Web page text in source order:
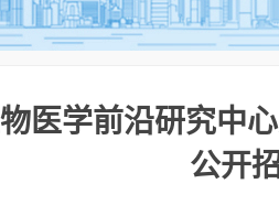
医学前沿研究中
公开